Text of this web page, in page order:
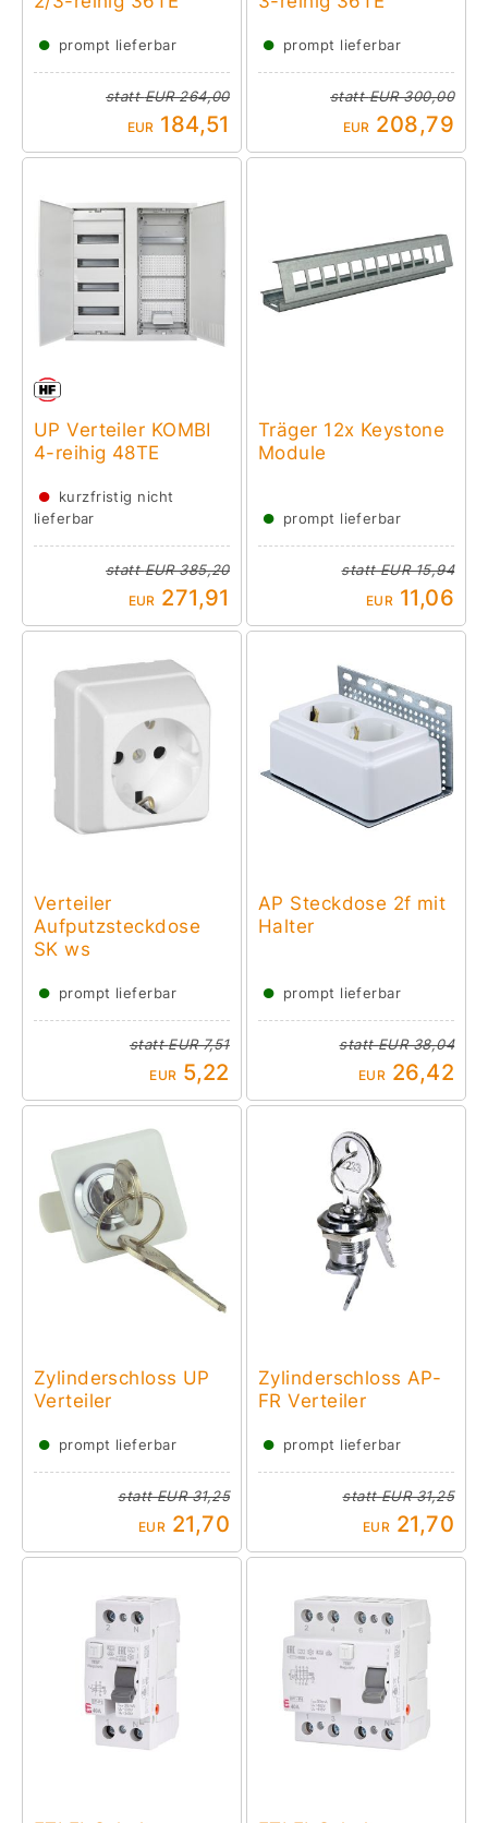
● prompt lieferbar
stattEUR 264,00
EUR 184,51
● prompt lieferbar
stattEUR 300,00
EUR 208,79
UP Verteiler KOMBI
4-reihig 48TE
● kurzfristig nicht
lieferbar
stattEUR 385,20
EUR 271,91
Träger 12x Keystone
Module
● prompt lieferbar
stattEUR 15,94
EUR 11,06
Verteiler
Aufputzsteckdose
SK ws
● prompt lieferbar
stattEUR 7,51
EUR 5,22
AP Steckdose 2f mit
Halter
● prompt lieferbar
stattEUR 38,04
EUR 26,42
Zylinderschloss UP
Verteiler
● prompt lieferbar
stattEUR 31,25
EUR 21,70
Zylinderschloss AP-
FR Verteiler
● prompt lieferbar
stattEUR 31,25
EUR 21,70